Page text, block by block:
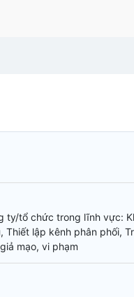
ty/tổ chức trong lĩnh vực:
Thiết lập kênh phân phối,
mạo, vi phạm